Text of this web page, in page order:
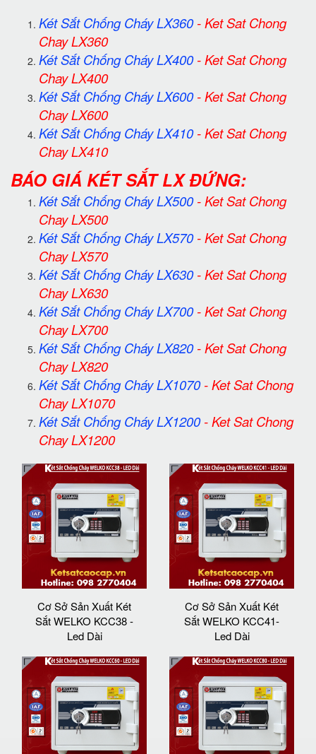
Két Sắt Chống Cháy LX360-Ket Sat Chong
Chay LX360
Két Sắt Chống Cháy LX400-Ket Sat Chong
Chay LX400
Két Sắt Chống Cháy LX600-Ket Sat Chong
Chay LX600
Két Sắt Chống Cháy LX410-Ket Sat Chong
Chay LX410
BÁO GIÁ KÉT SẮT LX ĐỨNG:
Két Sắt Chống Cháy LX500-Ket Sat Chong
Chay LX500
Két Sắt Chống Cháy LX570-Ket Sat Chong
Chay LX570
Két Sắt Chống Cháy LX630-Ket Sat Chong
Chay LX630
Két Sắt Chống Cháy LX700-Ket Sat Chong
Chay LX700
Két Sắt Chống Cháy LX820-Ket Sat Chong
Chay LX820
Két Sắt Chống Cháy LX1070-Ket Sat Chong
Chay LX1070
Két Sắt Chống Cháy LX1200-Ket Sat Chong
Chay LX1200
Cơ Sở Sản Xuất Két
Sắt WELKO KCC38 -
Led Dài
Cơ Sở Sản Xuất Két
Sắt WELKO KCC41-
Led Dài